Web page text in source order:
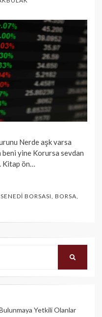
Nerde aşk varsa
yine Korursa sevdan
Kitap ön…
BORSASI, BORSA,
Yetkili Olanlar